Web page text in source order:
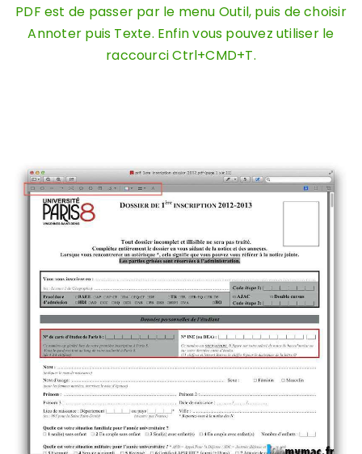
PDF est de passer par le menu Outil, puis de choisir
Annoter puis Texte. Enfin vous pouvez utiliser le
raccourci Ctrl+CMD+T.